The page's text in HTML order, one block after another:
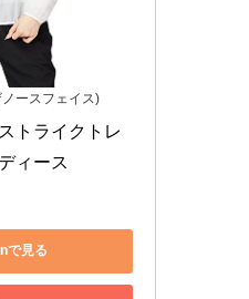
ースフェイス)
トライクトレ
ィース
で見る